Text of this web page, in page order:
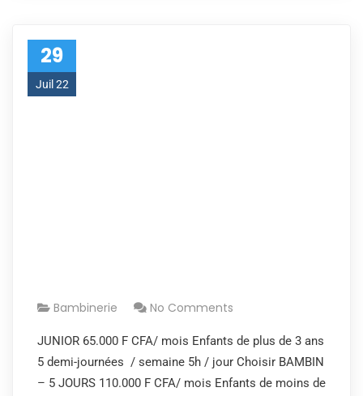
29
Juil 22
Bambinerie No Comments
JUNIOR 65.000 F CFA/ mois Enfants de plus de 3 ans
5 demi-journées / semaine 5h / jour Choisir BAMBIN
– 5 JOURS 110.000 F CFA/ mois Enfants de moins de